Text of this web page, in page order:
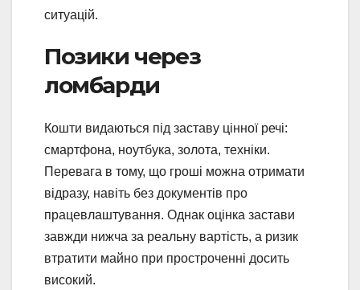
ситуацій.
Позики через
ломбарди
Кошти видаються під заставу цінної речі:
смартфона, ноутбука, золота, техніки.
Перевага в тому, що гроші можна отримати
відразу, навіть без документів про
працевлаштування. Однак оцінка застави
завжди нижча за реальну вартість, а ризик
втратити майно при простроченні досить
високий.